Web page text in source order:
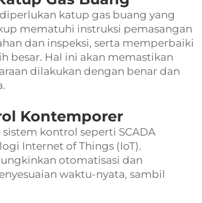
katup gas buang yang
mematuhi instruksi pemasangan
dan inspeksi, serta memperbaiki
besar. Hal ini akan memastikan
dilakukan dengan benar dan
Kontemporer
kontrol seperti SCADA
Internet of Things (IoT).
otomatisasi dan
waktu-nyata, sambil